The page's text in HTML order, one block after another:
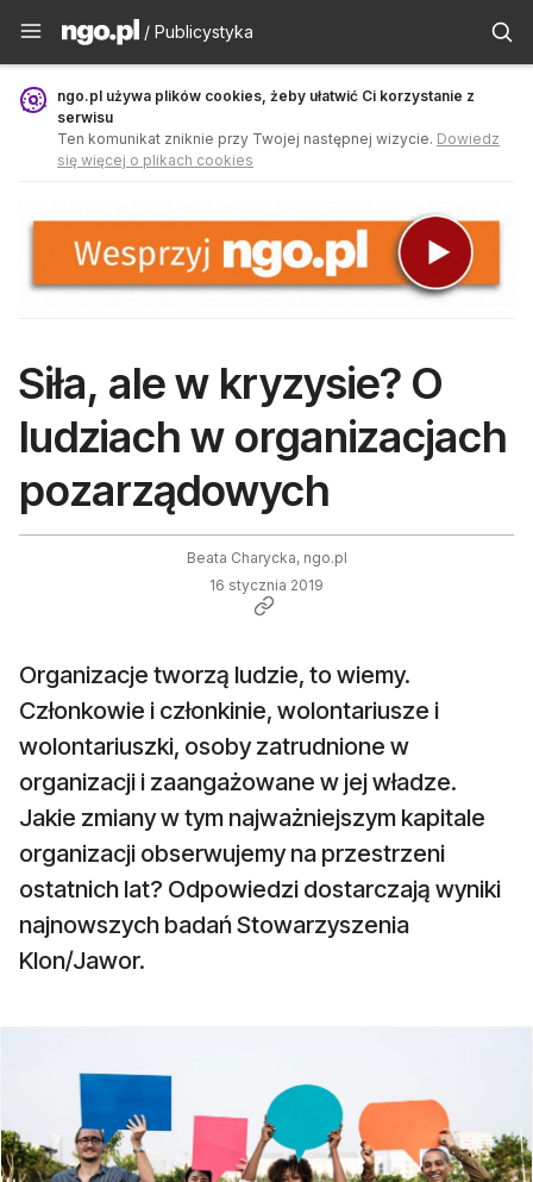
Publicystyka - ngo.pl
/ Publicystyka
ngo.pl używa plików cookies, żeby ułatwić Ci korzystanie z
serwisu
Ten komunikat zniknie przy Twojej następnej wizycie. Dowiedz
się więcej o plikach cookies
Siła, ale w kryzysie? O
ludziach w organizacjach
pozarządowych
Beata Charycka, ngo.pl
16 stycznia 2019
Organizacje tworzą ludzie, to wiemy.
Członkowie i członkinie, wolontariusze i
wolontariuszki, osoby zatrudnione w
organizacji i zaangażowane w jej władze.
Jakie zmiany w tym najważniejszym kapitale
organizacji obserwujemy na przestrzeni
ostatnich lat? Odpowiedzi dostarczają wyniki
najnowszych badań Stowarzyszenia
Klon/Jawor.